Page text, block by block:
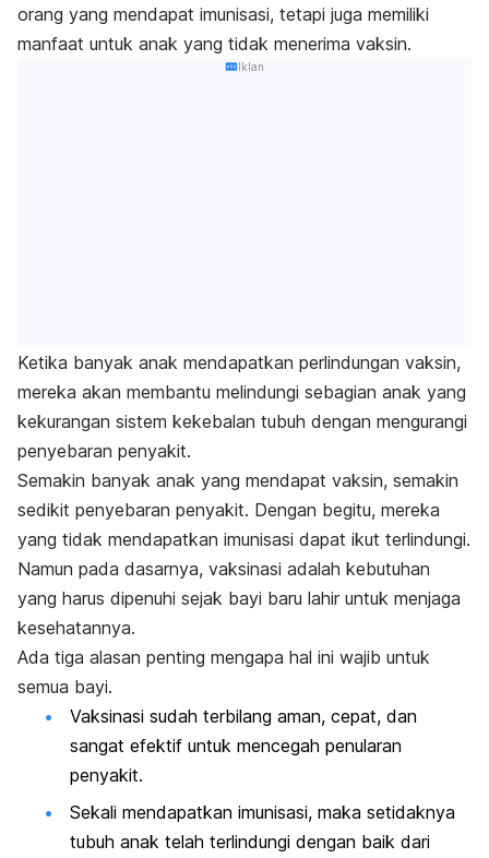
orang yang mendapat imunisasi, tetapi juga memiliki
manfaat untuk anak yang tidak menerima vaksin.
Iklan
Ketika banyak anak mendapatkan perlindungan vaksin,
mereka akan membantu melindungi sebagian anak yang
kekurangan sistem kekebalan tubuh dengan mengurangi
penyebaran penyakit.
Semakin banyak anak yang mendapat vaksin, semakin
sedikit penyebaran penyakit. Dengan begitu, mereka
yang tidak mendapatkan imunisasi dapat ikut terlindungi.
Namun pada dasarnya, vaksinasi adalah kebutuhan
yang harus dipenuhi sejak bayi baru lahir untuk menjaga
kesehatannya.
Ada tiga alasan penting mengapa hal ini wajib untuk
semua bayi.
Vaksinasi sudah terbilang aman, cepat, dan
sangat efektif untuk mencegah penularan
penyakit.
Sekali mendapatkan imunisasi, maka setidaknya
tubuh anak telah terlindungi dengan baik dari